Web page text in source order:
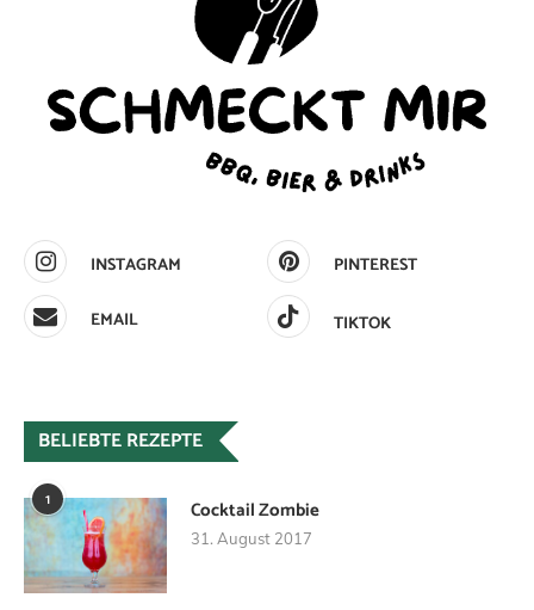
INSTAGRAM
PINTEREST
EMAIL
TIKTOK
BELIEBTE REZEPTE
1 Cocktail Zombie
31. August 2017